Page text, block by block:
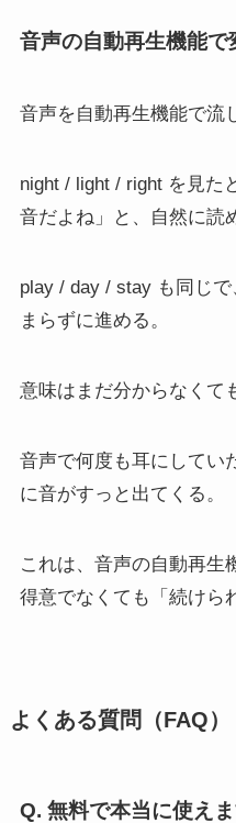
音声の自動再生機能で
音声を自動再生機能で流
night / light / right を見た
音だよね」と、自然に読
play / day / stay も同じで
まらずに進める。
意味はまだ分からなくて
音声で何度も耳にしてい
に音がすっと出てくる。
これは、音声の自動再生
得意でなくても「続けら
よくある質問（FAQ）
Q. 無料で本当に使え